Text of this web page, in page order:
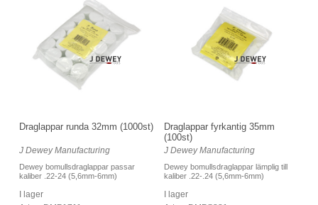
Draglappar runda 32mm (1000st)
J Dewey Manufacturing
Dewey bomullsdraglappar passar
kaliber .22-24 (5,6mm-6mm)
I lager
Draglappar fyrkantig 35mm
(100st)
J Dewey Manufacturing
Dewey bomullsdraglappar lämplig till
kaliber .22-.24 (5,6mm-6mm)
I lager